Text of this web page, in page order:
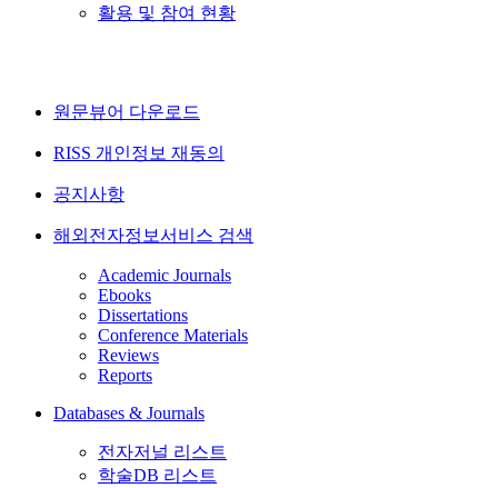
활용 및 참여 현황
원문뷰어 다운로드
RISS 개인정보 재동의
공지사항
해외전자정보서비스 검색
Academic Journals
Ebooks
Dissertations
Conference Materials
Reviews
Reports
Databases & Journals
전자저널 리스트
학술DB 리스트